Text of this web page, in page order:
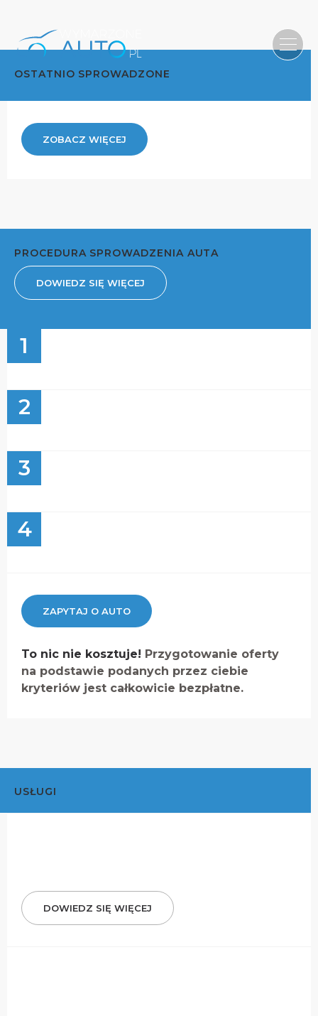
OSTATNIO SPROWADZONE
ZOBACZ WIĘCEJ
PROCEDURA SPROWADZENIA AUTA
DOWIEDZ SIĘ WIĘCEJ
1
2
3
4
ZAPYTAJ O AUTO
To nic nie kosztuje! Przygotowanie oferty
na podstawie podanych przez ciebie
kryteriów jest całkowicie bezpłatne.
USŁUGI
DOWIEDZ SIĘ WIĘCEJ